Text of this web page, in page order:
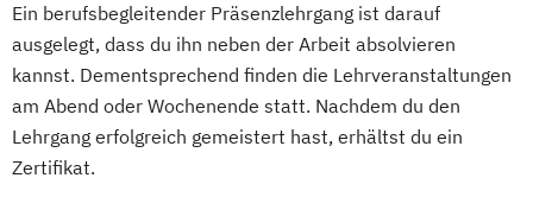
Manager der Pflege
Palliative-Care-Assistent
Pflegeberatung in Pflegestationen
Pflegedienstleiter Praxisanleiter
Qualitätsmanagementbeauftragter in der
Pflege
Gerontopsychiatrische Fachkraft
Gerontotherapeut Hygienebeauftragter
Pflegeberater Pflegedienstleiter
Pflegegutachter/Pflegesachverständige
nach § 53 SGB XI
Ein berufsbegleitender Präsenzlehrgang ist darauf
ausgelegt, dass du ihn neben der Arbeit absolvieren
kannst. Dementsprechend finden die Lehrveranstaltungen
am Abend oder Wochenende statt. Nachdem du den
Lehrgang erfolgreich gemeistert hast, erhältst du ein
Zertifikat.